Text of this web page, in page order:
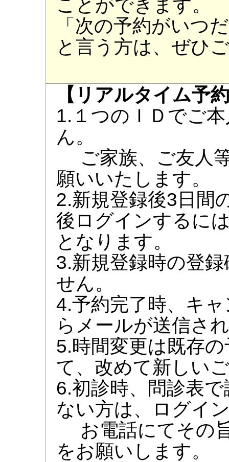
ことができます。
「次の予約がいつ
と言う方は、ぜひ
【リアルタイム予
1.１つのＩＤでご
ん。
ご家族、ご友人
願いいたします。
2.新規登録後3日間
後ログインするに
となります。
3.新規登録時の登
せん。
4.予約完了時、キ
らメールが送信さ
5.時間変更は既存
て、改めて新しい
6.初診時、問診表
ない方は、ログイ
お電話にてその
をお願いします。